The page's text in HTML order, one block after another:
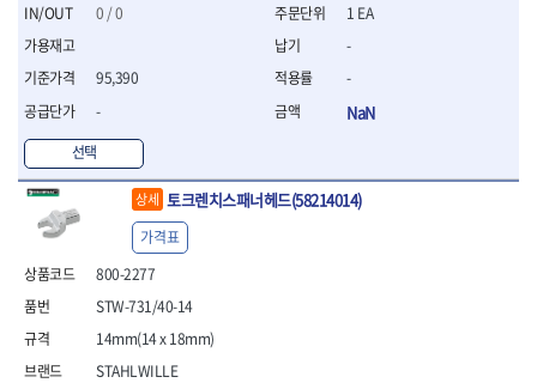
- 방폭함마스패너
- 절연드라이버세트
- 스트리퍼
- 라쳇케이블커터
- 자동스트리퍼
- 케이블스트리퍼
- 절연공구세트
- 절연비트홀다드라이버
- 방폭망치
- 절연L렌치
0 / 0
95,390
-
선택
1 EA
-
-
NaN
상세 토크렌치스패너헤드(58214014)
800-2277
STAHLWILLE
STW-731/40-14
14mm(14 x 18mm)
가격표